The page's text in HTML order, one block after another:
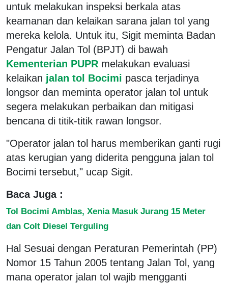
untuk melakukan inspeksi berkala atas
keamanan dan kelaikan sarana jalan tol yang
mereka kelola. Untuk itu, Sigit meminta Badan
Pengatur Jalan Tol (BPJT) di bawah
Kementerian PUPR melakukan evaluasi
kelaikan jalan tol Bocimi pasca terjadinya
longsor dan meminta operator jalan tol untuk
segera melakukan perbaikan dan mitigasi
bencana di titik-titik rawan longsor.
"Operator jalan tol harus memberikan ganti rugi
atas kerugian yang diderita pengguna jalan tol
Bocimi tersebut," ucap Sigit.
Baca Juga :
Tol Bocimi Amblas, Xenia Masuk Jurang 15 Meter
dan Colt Diesel Terguling
Hal Sesuai dengan Peraturan Pemerintah (PP)
Nomor 15 Tahun 2005 tentang Jalan Tol, yang
mana operator jalan tol wajib mengganti